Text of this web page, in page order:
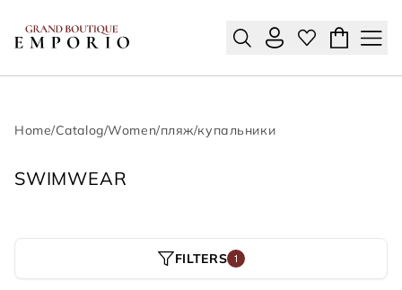
Home/Catalog/Women/пляж/купальники
SWIMWEAR
FILTERS 1